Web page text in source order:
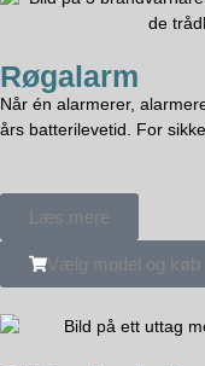
Røgalarm
Når én alarmerer,
års batterilevetid. For
Læs mere
Vælg model og køb